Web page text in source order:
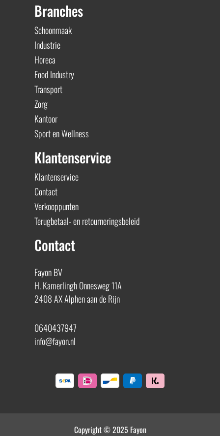
Branches
Schoonmaak
Industrie
Horeca
Food Industry
Transport
Zorg
Kantoor
Sport en Wellness
Klantenservice
Klantenservice
Contact
Verkooppunten
Terugbetaal- en retourneringsbeleid
Contact
Fayon BV
H. Kamerlingh Onnesweg 11A
2408 AX Alphen aan de Rijn
0640437947
info@fayon.nl
Copyright © 2025 Fayon